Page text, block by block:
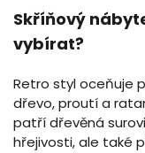
Skříňový
vybírat?
Retro styl oceňuje
dřevo, proutí a
patří dřevěná
hřejivosti, ale také